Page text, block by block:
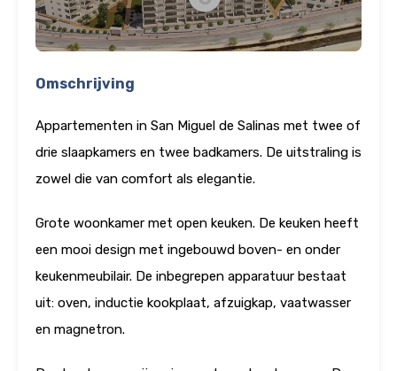
Omschrijving
Appartementen in San Miguel de Salinas met twee of
drie slaapkamers en twee badkamers. De uitstraling is
zowel die van comfort als elegantie.
Grote woonkamer met open keuken. De keuken heeft
een mooi design met ingebouwd boven- en onder
keukenmeubilair. De inbegrepen apparatuur bestaat
uit: oven, inductie kookplaat, afzuigkap, vaatwasser
en magnetron.